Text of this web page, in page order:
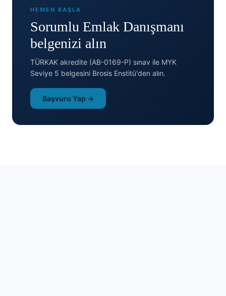
HEMEN BAŞLA
Sorumlu Emlak Danışmanı
belgenizi alın
TÜRKAK akredite (AB-0169-P) sınav ile MYK
Seviye 5 belgesini Brosis Enstitü'den alın.
Başvuru Yap →